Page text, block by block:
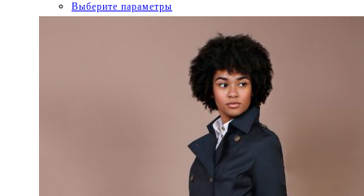
Выберите параметры
имеет
несколько
вариаций.
Опции
выбрать
странице